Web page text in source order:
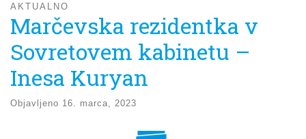
AKTUALNO
Marčevska rezidentka v
Sovretovem kabinetu –
Inesa Kuryan
Objavljeno 16. marca, 2023